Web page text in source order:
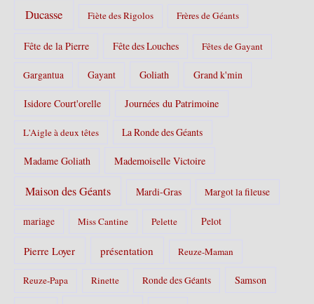
Ducasse Fiète des Rigolos Frères de Géants
Fête de la Pierre Fête des Louches Fêtes de Gayant
Gargantua Gayant Goliath Grand k'min
Isidore Court'orelle Journées du Patrimoine
L'Aigle à deux têtes La Ronde des Géants
Madame Goliath Mademoiselle Victoire
Maison des Géants Mardi-Gras Margot la fileuse
mariage Miss Cantine Pelette Pelot
Pierre Loyer présentation Reuze-Maman
Reuze-Papa Rinette Ronde des Géants Samson